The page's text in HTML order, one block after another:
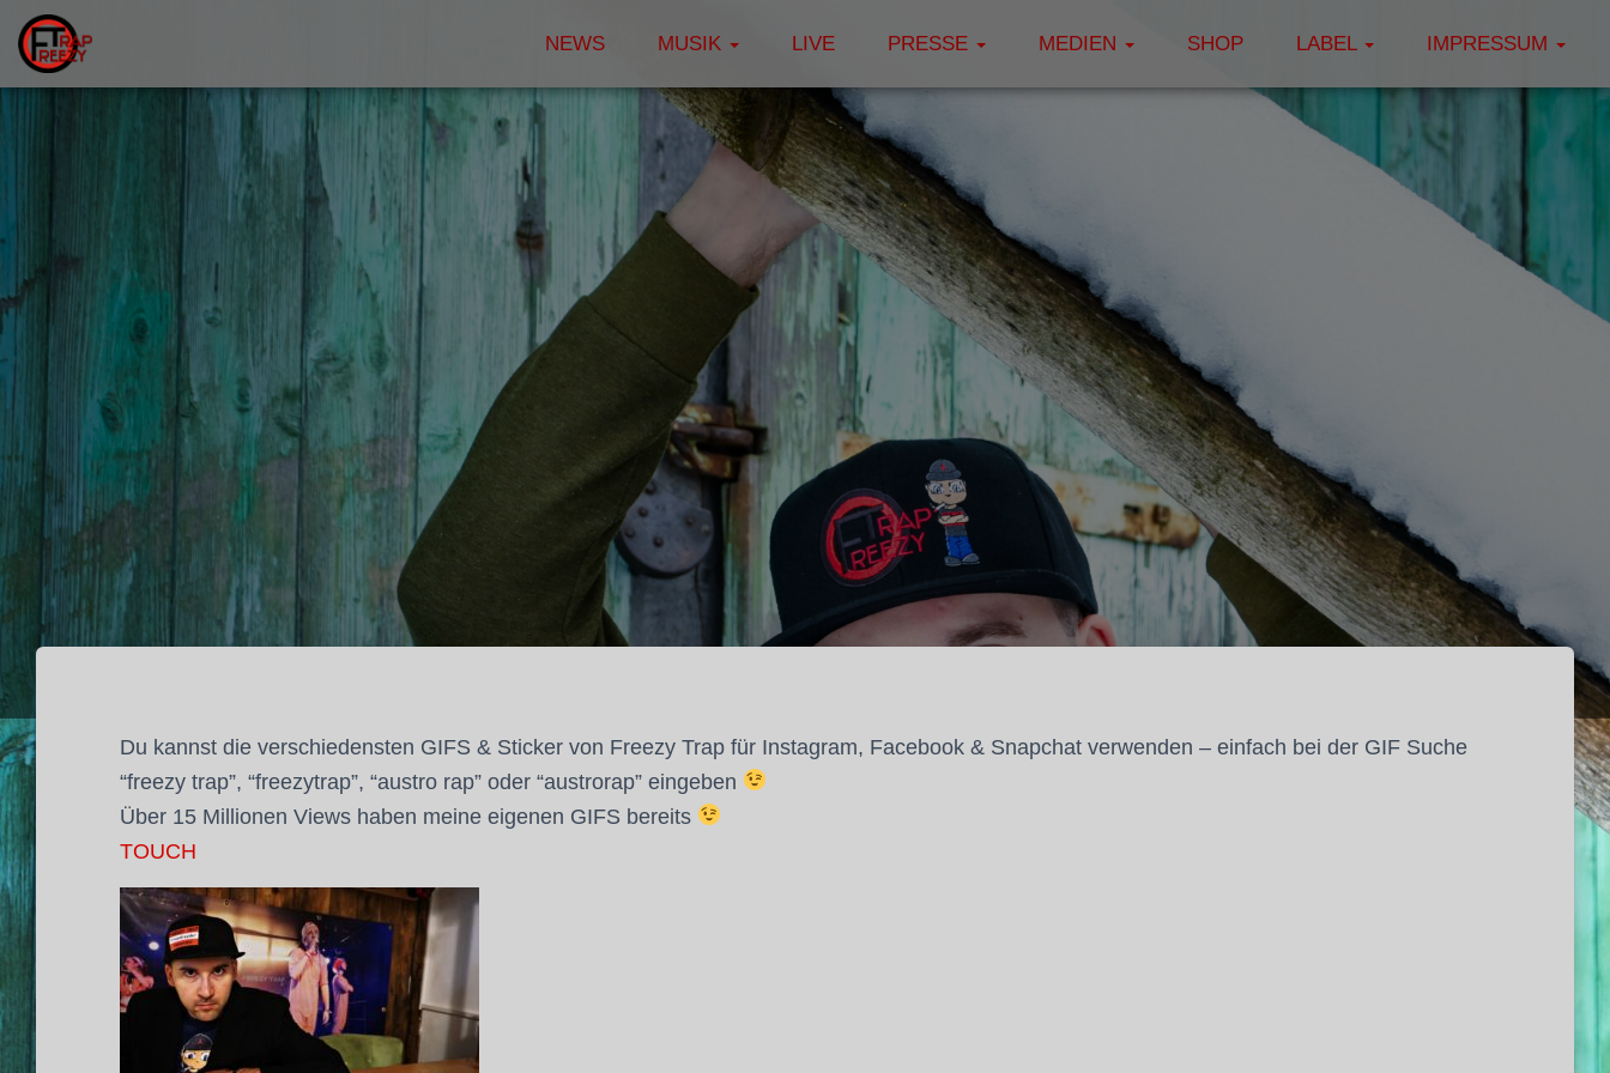
NEWS MUSIK LIVE PRESSE MEDIEN SHOP LABEL IMPRESSUM
Du kannst die verschiedensten GIFS & Sticker von Freezy Trap für Instagram, Facebook & Snapchat verwenden – einfach bei der GIF Suche
“freezy trap”, “freezytrap”, “austro rap” oder “austrorap” eingeben
Über 15 Millionen Views haben meine eigenen GIFS bereits
TOUCH